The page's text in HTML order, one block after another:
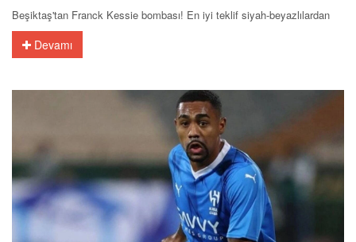
Beşiktaş'tan Franck Kessie bombası! En iyi teklif siyah-beyazlılardan
Devamı